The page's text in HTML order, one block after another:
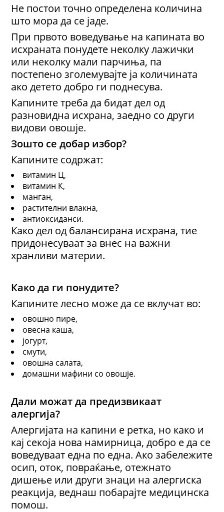
Не постои точно определена количина
што мора да се јаде.
При првото воведување на капината во
исхраната понудете неколку лажички
или неколку мали парчиња, па
постепено зголемувајте ја количината
ако детето добро ги поднесува.
Капините треба да бидат дел од
разновидна исхрана, заедно со други
видови овошје.
Зошто се добар избор?
Капините содржат:
витамин Ц,
витамин К,
манган,
растителни влакна,
антиоксиданси.
Како дел од балансирана исхрана, тие
придонесуваат за внес на важни
хранливи материи.
Како да ги понудите?
Капините лесно може да се вклучат во:
овошно пире,
овесна каша,
јогурт,
смути,
овошна салата,
домашни мафини со овошје.
Дали можат да предизвикаат
алергија?
Алергијата на капини е ретка, но како и
кај секоја нова намирница, добро е да се
воведуваат една по една. Ако забележите
осип, оток, повраќање, отежнато
дишење или други знаци на алергиска
реакција, веднаш побарајте медицинска
помош.